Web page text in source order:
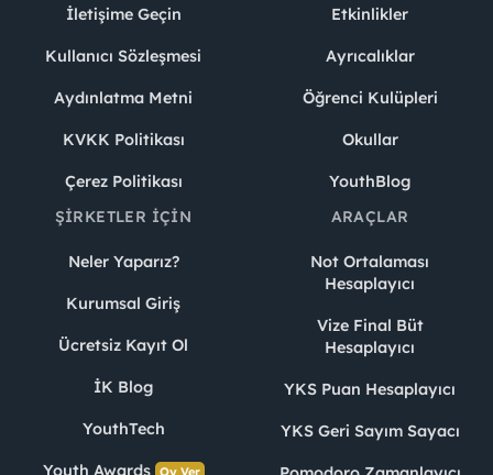
İletişime Geçin
Kullanıcı Sözleşmesi
Aydınlatma Metni
KVKK Politikası
Çerez Politikası
Etkinlikler
Ayrıcalıklar
Öğrenci Kulüpleri
Okullar
YouthBlog
ŞIRKETLER İÇIN
Neler Yaparız?
Kurumsal Giriş
Ücretsiz Kayıt Ol
İK Blog
YouthTech
Youth Awards Oy Ver
ARAÇLAR
Not Ortalaması
Hesaplayıcı
Vize Final Büt
Hesaplayıcı
YKS Puan Hesaplayıcı
YKS Geri Sayım Sayacı